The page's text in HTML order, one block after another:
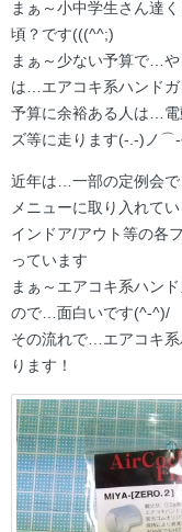
まぁ～小中学生さん達
頃？です(((^^;)
まぁ～少ない予算で…
は…エアコキ系ハンド
予算に余裕ある人は…電
ズ等に走ります(-.-)ノ
近年は…一部の定例会
メニューに取り入れて
インドア/アウト等の各
っています
まぁ～エアコキ系ハン
ので…面白いです(^-^)/
その流れで…エアコキ
ります！